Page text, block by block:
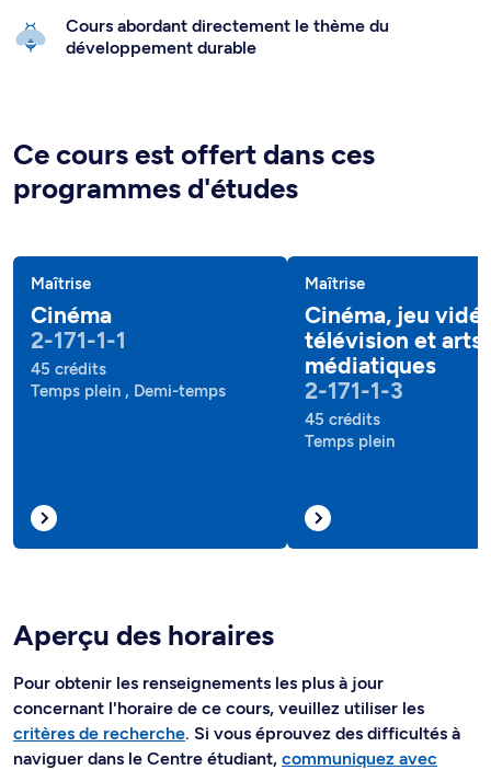
Cours abordant directement le thème du
développement durable
Ce cours est offert dans ces
programmes d'études
Maîtrise
Cinéma
2-171-1-1
45 crédits
Temps plein , Demi-temps
Maîtrise
Cinéma, jeu
télévision et arts
médiatiques
2-171-1-3
45 crédits
Temps plein
Aperçu des horaires
Pour obtenir les renseignements les plus à jour
concernant l'horaire de ce cours, veuillez utiliser les
critères de recherche. Si vous éprouvez des difficultés à
naviguer dans le Centre étudiant, communiquez avec